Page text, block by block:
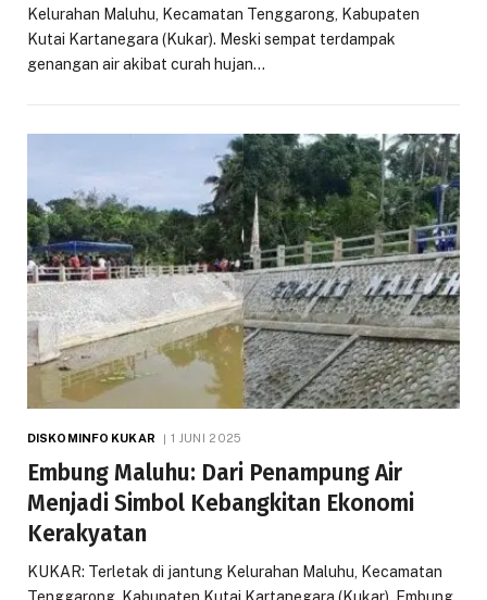
Kelurahan Maluhu, Kecamatan Tenggarong, Kabupaten
Kutai Kartanegara (Kukar). Meski sempat terdampak
genangan air akibat curah hujan…
DISKOMINFO KUKAR 1 JUNI 2025
Embung Maluhu: Dari Penampung Air
Menjadi Simbol Kebangkitan Ekonomi
Kerakyatan
KUKAR: Terletak di jantung Kelurahan Maluhu, Kecamatan
Tenggarong, Kabupaten Kutai Kartanegara (Kukar), Embung